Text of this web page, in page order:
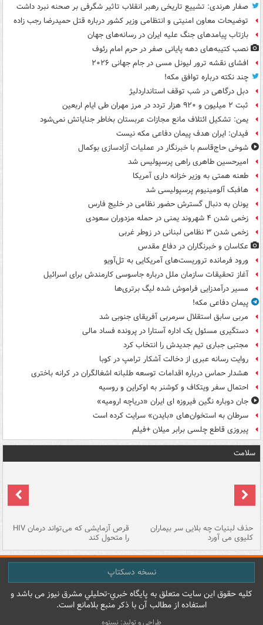
صفار هرندی: تشییع تاریخی رهبر انقلاب تاثیر شگرفی بر صحنه نبرد داشت
توضیحات معاون امنیتی و انتظامی وزیر کشور درباره قتل حمیدرضا رجب زاده
بازتاب پیامدهای جنگ علیه ایران در رسانه‌های جهان
نصب کتیبه‌های دهه پایانی صفر در حرم امام رئوف
افشای نقشه ترور لیونل مسی در جام جهانی ۲۰۲۶
چند نکته درباره توافق مکه!
دبل درگاهی در شب توقف استانداردلیژ
ثبت ۲ میلیون و ۹۲۰ هزار تردد در مرز مهران طی ایام اربعین
یمن: تشکیل ائتلاف مانع مجازات عربستان بخاطر جنایاتش نمی‌شود
فیدان: ایران هدف پیمان دفاعی مکه نیست
شوخی حاج‌قاسم با خبرنگار در عملیات آزادسازی بوکمال
امیرحسین طاهری راهی پرسپولیس شد
طعنه همتی به وزیر خزانه داری آمریکا
هافبک آلومینیوم پرسپولیسی شد
یونان به دنبال گسترش حضور نظامی در خلیج فارس
زخمی شدن ۴ شهروند یمنی در حمله مزدوران سعودی
زخمی شدن ۳ نظامی لبنانی در زوطر غربی
عکاسان و خبرنگاران در دفاع مقدس
ورود فرمانده تروریست‌های آمریکایی به تل‌آویو
آغاز تحقیقات سازمان ملل درباره جاسوسی کارمندش برای اسرائیل
مسیر درآمدزایی فراموش شده لیگ برتری‌ها
پیمان دفاعی مکه!
مربی سابق استقلال سرمربی آفریقای جنوبی شد
دستگیری مسئول یک اداره آستارا در پرونده فساد مالی
مجتبی جباری تیم جدیدش را انتخاب کرد
روایت رسانه عبری از دخالت آشکار ترامپ در کوبا
هشدار حماس درباره اقدامات توسعه طلبانه اشغالگران در کرانه باختری
احتمال سفر ویتکاف و کوشنر به اوکراین و روسیه
جان دوباره نگین فیروزه ای ایران «دریاچه ارومیه»
سرطان به استخوان‌های «بایدن» سرایت کرده است
پیروزی قاطع چلسی برابر میلان +فیلم
سلامت
حذف لبنیات چه بلایی سر بیماران
کلیوی می آورد
قرص آزمایشی که می‌تواند درمان HIV
را متحول کند
نسخه دسکتاپ
کليه حقوق اين سايت متعلق به پایگاه خبري-تحليلي مشرق نيوز می باشد و
استفاده از مطالب آن با ذکر منبع بلامانع است.
طراحی و تولید: نستوه